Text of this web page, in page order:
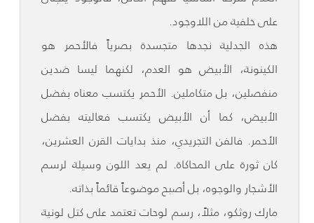
على خلفية من اللاوجود.
هذه الجدلية نجدها متجسدة بصرياً فالأحمر هو
الكينونة، الأبيض هو العدم، لكنهما ليسا ضدين
منفصلين، بل متكاملين. الأحمر يكتسب معناه بفضل
الأبيض، كما أن الأبيض يكتسب فعاليته بفضل
الأحمر. فالفن التجريدي، منذ بدايات القرن العشرين،
كان ثورة على المحاكاة. لم يعد اللون وسيلة لرسم
الأشجار والوجوه، بل أصبح موضوعاً قائماً بذاته.
مارك روثكو، مثلاً، رسم لوحات تعتمد على كتل لونية